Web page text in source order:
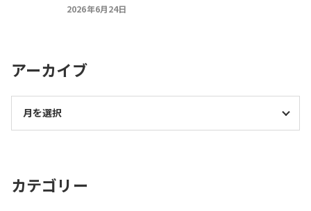
2026年6月24日
アーカイブ
カテゴリー